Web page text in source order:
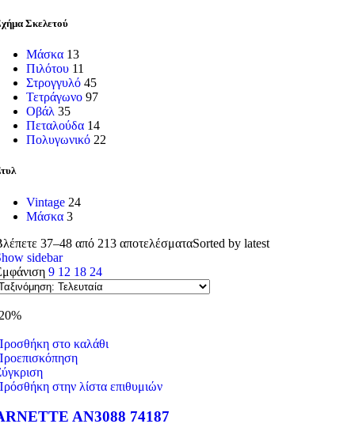
Σκελετού
Μάσκα 13
Πιλότου 11
Στρογγυλό 45
Τετράγωνο 97
Οβάλ 35
Πεταλούδα 14
Πολυγωνικό 22
Vintage 24
Μάσκα 3
37–48 από 213 αποτελέσματαSorted by latest
sidebar
9 12 18 24
στο καλάθι
στην λίστα επιθυμιών
AN3088 74187